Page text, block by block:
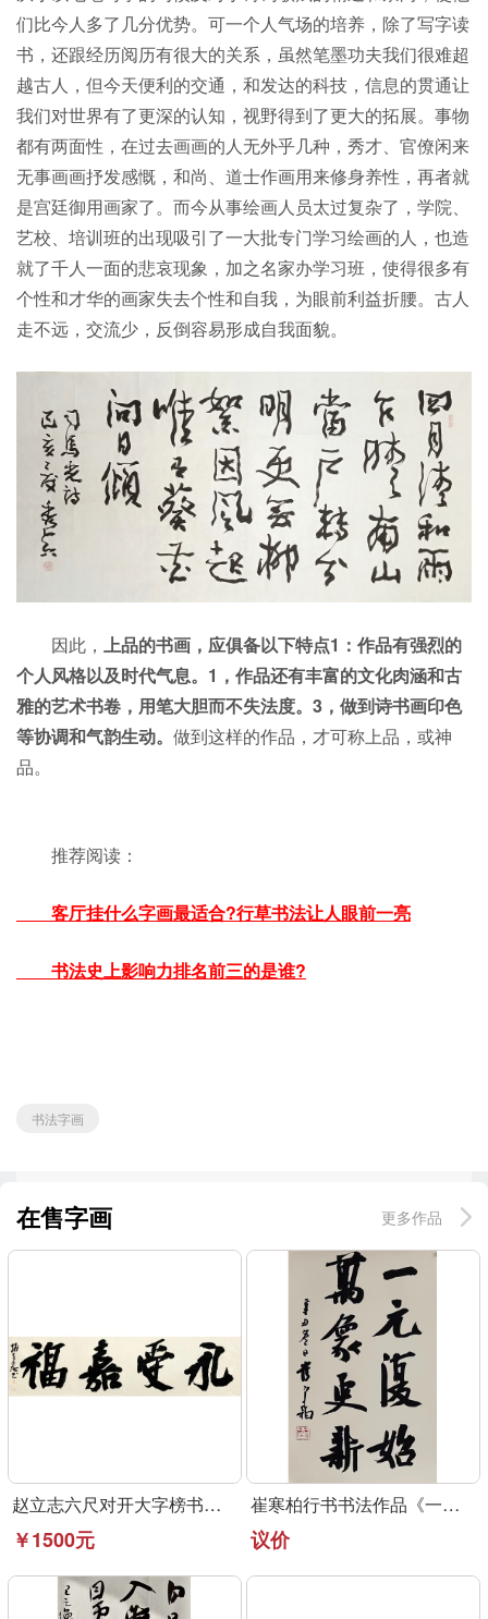
们比今人多了几分优势。可一个人气场的培养，除了写字读
书，还跟经历阅历有很大的关系，虽然笔墨功夫我们很难超
越古人，但今天便利的交通，和发达的科技，信息的贯通让
我们对世界有了更深的认知，视野得到了更大的拓展。事物
都有两面性，在过去画画的人无外乎几种，秀才、官僚闲来
无事画画抒发感慨，和尚、道士作画用来修身养性，再者就
是宫廷御用画家了。而今从事绘画人员太过复杂了，学院、
艺校、培训班的出现吸引了一大批专门学习绘画的人，也造
就了千人一面的悲哀现象，加之名家办学习班，使得很多有
个性和才华的画家失去个性和自我，为眼前利益折腰。古人
走不远，交流少，反倒容易形成自我面貌。
因此， 上品的书画，应俱备以下特点1：作品有强烈的
个人风格以及时代气息。1，作品还有丰富的文化肉涵和古
雅的艺术书卷，用笔大胆而不失法度。3，做到诗书画印色
等协调和气韵生动。 做到这样的作品，才可称上品，或神
品。
推荐阅读：
客厅挂什么字画最适合?行草书法让人眼前一亮
书法史上影响力排名前三的是谁?
书法字画
在售字画 更多作品
赵立志六尺对开大字榜书作品《永受嘉福》
￥1500元
崔寒柏行书书法作品《一元复始》可定制
议价